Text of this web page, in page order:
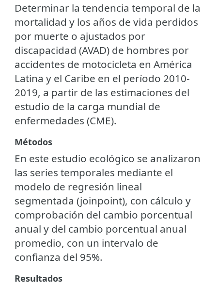
Determinar la tendencia temporal de la
mortalidad y los años de vida perdidos
por muerte o ajustados por
discapacidad (AVAD) de hombres por
accidentes de motocicleta en América
Latina y el Caribe en el período 2010-
2019, a partir de las estimaciones del
estudio de la carga mundial de
enfermedades (CME).
Métodos
En este estudio ecológico se analizaron
las series temporales mediante el
modelo de regresión lineal
segmentada (joinpoint), con cálculo y
comprobación del cambio porcentual
anual y del cambio porcentual anual
promedio, con un intervalo de
confianza del 95%.
Resultados